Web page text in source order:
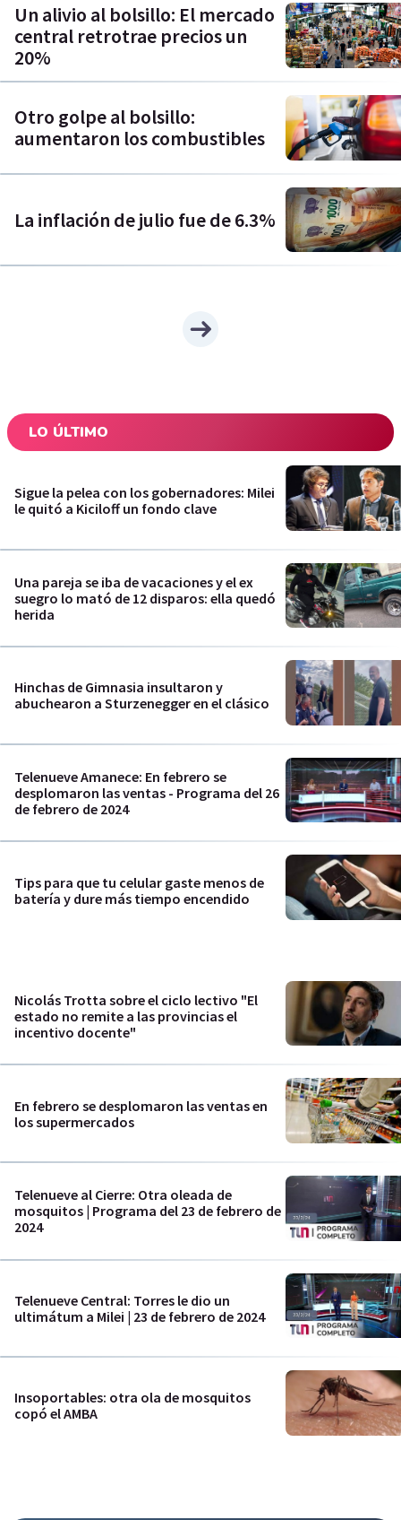
Un alivio al bolsillo: El mercado
central retrotrae precios un
20%
Otro golpe al bolsillo:
aumentaron los combustibles
La inflación de julio fue de 6.3%
LO ÚLTIMO
Sigue la pelea con los gobernadores: Milei
le quitó a Kiciloff un fondo clave
Una pareja se iba de vacaciones y el ex
suegro lo mató de 12 disparos: ella quedó
herida
Hinchas de Gimnasia insultaron y
abuchearon a Sturzenegger en el clásico
Telenueve Amanece: En febrero se
desplomaron las ventas - Programa del 26
de febrero de 2024
Tips para que tu celular gaste menos de
batería y dure más tiempo encendido
Nicolás Trotta sobre el ciclo lectivo "El
estado no remite a las provincias el
incentivo docente"
En febrero se desplomaron las ventas en
los supermercados
Telenueve al Cierre: Otra oleada de
mosquitos | Programa del 23 de febrero de
2024
Telenueve Central: Torres le dio un
ultimátum a Milei | 23 de febrero de 2024
Insoportables: otra ola de mosquitos
copó el AMBA